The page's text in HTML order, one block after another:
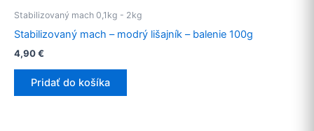
Stabilizovaný mach 0,1kg - 2kg
Stabilizovaný mach – modrý lišajník – balenie 100g
4,90€
Pridať do košíka